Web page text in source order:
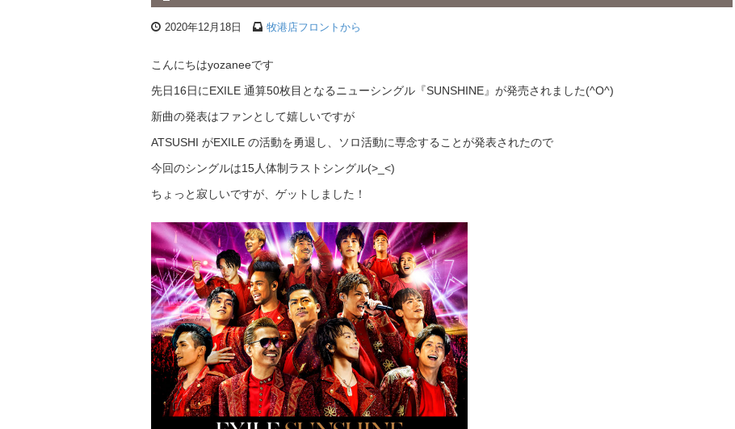
2020年12月18日 牧港店フロントから
こんにちはyozaneeです
先日16日にEXILE 通算50枚目となるニューシングル『SUNSHINE』が発売されました(^O^)
新曲の発表はファンとして嬉しいですが
ATSUSHI がEXILE の活動を勇退し、ソロ活動に専念することが発表されたので
今回のシングルは15人体制ラストシングル(>_<)
ちょっと寂しいですが、ゲットしました！